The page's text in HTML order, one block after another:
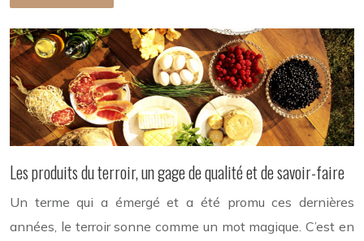
Les produits du terroir, un gage de qualité et de savoir-faire
Un terme qui a émergé et a été promu ces dernières
années, le terroir sonne comme un mot magique. C’est en